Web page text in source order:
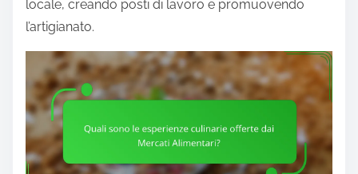
locale, creando posti di lavoro e promuovendo
l’artigianato.